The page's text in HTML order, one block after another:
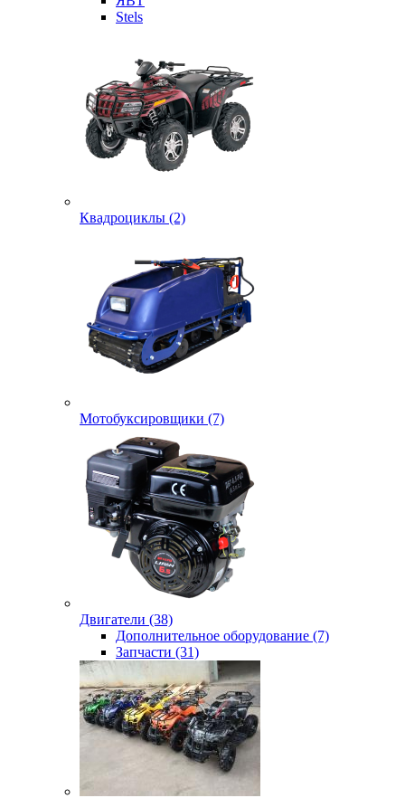
Stels
Квадроциклы (2)
Мотобуксировщики (7)
Двигатели (38)
Дополнительное оборудование (7)
Запчасти (31)